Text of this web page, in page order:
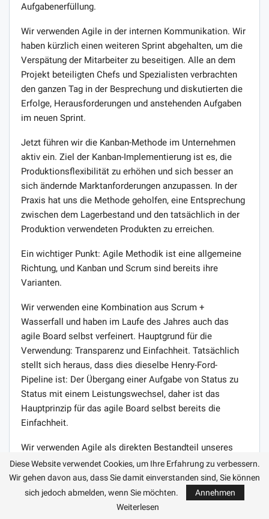
Aufgabenerfüllung.
Wir verwenden Agile in der internen Kommunikation. Wir
haben kürzlich einen weiteren Sprint abgehalten, um die
Verspätung der Mitarbeiter zu beseitigen. Alle an dem
Projekt beteiligten Chefs und Spezialisten verbrachten
den ganzen Tag in der Besprechung und diskutierten die
Erfolge, Herausforderungen und anstehenden Aufgaben
im neuen Sprint.
Jetzt führen wir die Kanban-Methode im Unternehmen
aktiv ein. Ziel der Kanban-Implementierung ist es, die
Produktionsflexibilität zu erhöhen und sich besser an
sich ändernde Marktanforderungen anzupassen. In der
Praxis hat uns die Methode geholfen, eine Entsprechung
zwischen dem Lagerbestand und den tatsächlich in der
Produktion verwendeten Produkten zu erreichen.
Ein wichtiger Punkt: Agile Methodik ist eine allgemeine
Richtung, und Kanban und Scrum sind bereits ihre
Varianten.
Wir verwenden eine Kombination aus Scrum +
Wasserfall und haben im Laufe des Jahres auch das
agile Board selbst verfeinert. Hauptgrund für die
Verwendung: Transparenz und Einfachheit. Tatsächlich
stellt sich heraus, dass dies dieselbe Henry-Ford-
Pipeline ist: Der Übergang einer Aufgabe von Status zu
Status mit einem Leistungswechsel, daher ist das
Hauptprinzip für das agile Board selbst bereits die
Einfachheit.
Wir verwenden Agile als direkten Bestandteil unseres
Workflows, sodass alle Projekte, von der Marken- und
Website-Entwicklung bis hin zu unserer KI und dem
nativen Werbestartup NativeOS, genau nach diesem
Workflow im Chernika-Büro ausgeführt werden.
Diese Website verwendet Cookies, um Ihre Erfahrung zu verbessern.
Wir gehen davon aus, dass Sie damit einverstanden sind, Sie können
sich jedoch abmelden, wenn Sie möchten.
Annehmen
Weiterlesen